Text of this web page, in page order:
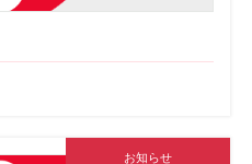
お知らせ